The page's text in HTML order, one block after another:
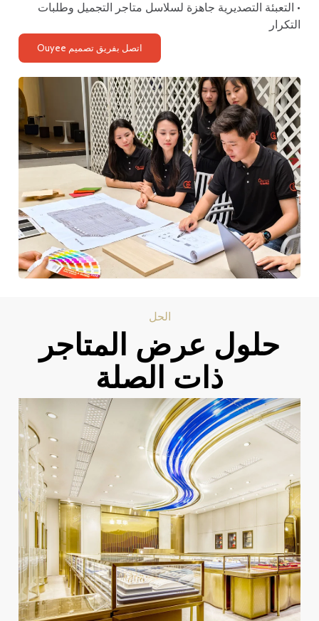
• التعبئة التصديرية جاهزة لسلاسل متاجر التجميل وطلبات
التكرار
اتصل بفريق تصميم Ouyee
الحل
حلول عرض المتاجر
ذات الصلة